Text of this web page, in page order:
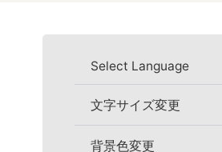
Select Language
文字サイズ変更
背景色変更